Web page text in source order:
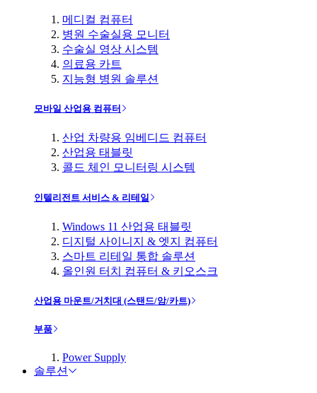
메디컬 컴퓨터
병원 수술실용 모니터
수술실 영상 시스템
의료용 카트
지능형 병원 솔루션
모바일 산업용 컴퓨터
산업 차량용 임베디드 컴퓨터
산업용 태블릿
콜드 체인 모니터링 시스템
인텔리전트 서비스 & 리테일
Windows 11 산업용 태블릿
디지털 사이니지 & 엣지 컴퓨터
스마트 리테일 통합 솔루션
올인원 터치 컴퓨터 & 키오스크
산업용 마운트/거치대 (스탠드/암/카트)
부품
Power Supply
솔루션